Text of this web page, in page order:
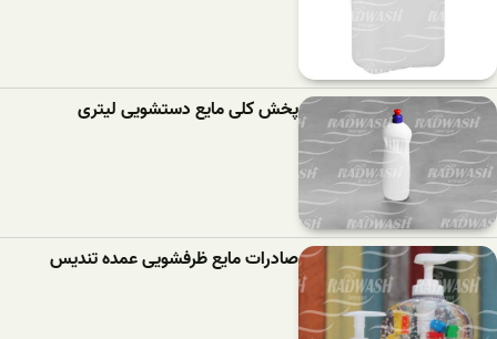
پخش کلی مایع دستشویی لیتری
صادرات مایع ظرفشویی عمده تندیس